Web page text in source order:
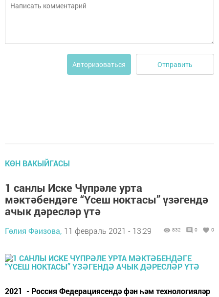
Авторизоваться Отправить
КӨН ВАКЫЙГАСЫ
1 санлы Иске Чүпрәле урта
мәктәбендәге “Үсеш ноктасы” үзәгендә
ачык дәресләр үтә
Гөлия Фәизова, 11 февраль 2021 - 13:29 832 0 0
2021 - Россия Федерациясендә фән һәм технологияләр